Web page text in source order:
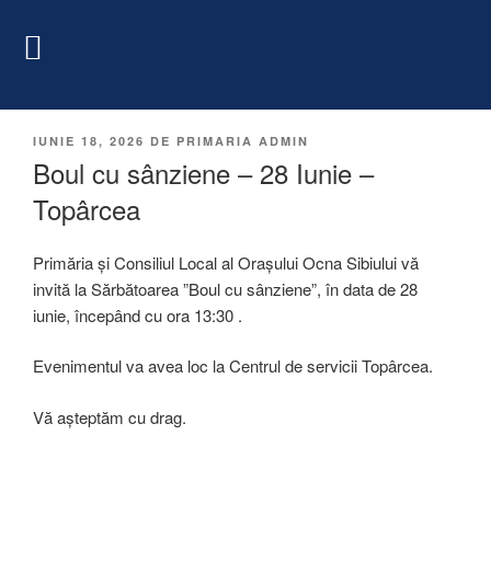
IUNIE 18, 2026 DE PRIMARIA ADMIN
Boul cu sânziene – 28 Iunie –
Topârcea
Primăria și Consiliul Local al Orașului Ocna Sibiului vă
invită la Sărbătoarea ”Boul cu sânziene”, în data de 28
iunie, începând cu ora 13:30 .
Evenimentul va avea loc la Centrul de servicii Topârcea.
Vă așteptăm cu drag.